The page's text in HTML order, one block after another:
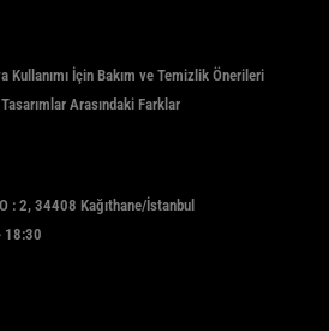
Kullanımı İçin Bakım ve Temizlik Önerileri
Arasındaki Farklar
: 2, 34408 Kağıthane/İstanbul
18:30